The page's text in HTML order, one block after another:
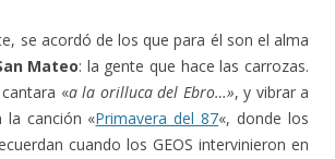
se acordó de los que para él son el alma
Mateo: la gente que hace las carrozas.
«a la orilluca del Ebro…», y vibrar a
la canción «Primavera del 87«, donde los
cuando los GEOS intervinieron en